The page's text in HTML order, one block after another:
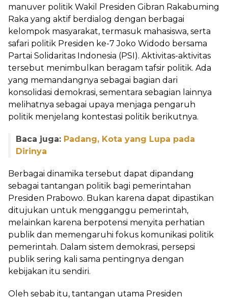
manuver politik Wakil Presiden Gibran Rakabuming
Raka yang aktif berdialog dengan berbagai
kelompok masyarakat, termasuk mahasiswa, serta
safari politik Presiden ke-7 Joko Widodo bersama
Partai Solidaritas Indonesia (PSI). Aktivitas-aktivitas
tersebut menimbulkan beragam tafsir politik. Ada
yang memandangnya sebagai bagian dari
konsolidasi demokrasi, sementara sebagian lainnya
melihatnya sebagai upaya menjaga pengaruh
politik menjelang kontestasi politik berikutnya.
Baca juga: Padang, Kota yang Lupa pada
Dirinya
Berbagai dinamika tersebut dapat dipandang
sebagai tantangan politik bagi pemerintahan
Presiden Prabowo. Bukan karena dapat dipastikan
ditujukan untuk mengganggu pemerintah,
melainkan karena berpotensi menyita perhatian
publik dan memengaruhi fokus komunikasi politik
pemerintah. Dalam sistem demokrasi, persepsi
publik sering kali sama pentingnya dengan
kebijakan itu sendiri.
Oleh sebab itu, tantangan utama Presiden